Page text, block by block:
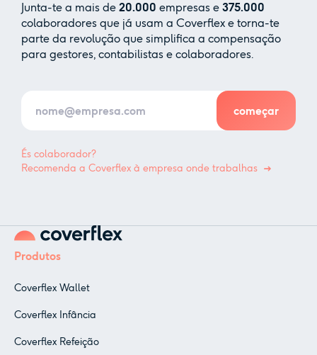
Junta-te a mais de 20.000 empresas e 375.000
colaboradores que já usam a Coverflex e torna-te
parte da revolução que simplifica a compensação
para gestores, contabilistas e colaboradores.
És colaborador?
Recomenda a Coverflex à empresa onde trabalhas
Produtos
Coverflex Wallet
Coverflex Infância
Coverflex Refeição